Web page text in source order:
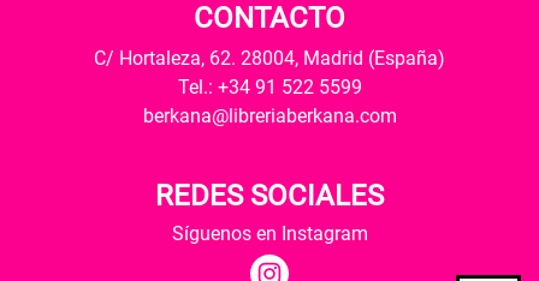
CONTACTO
C/ Hortaleza, 62. 28004, Madrid (España)
Tel.: +34 91 522 5599
berkana@libreriaberkana.com
REDES SOCIALES
Síguenos en Instagram